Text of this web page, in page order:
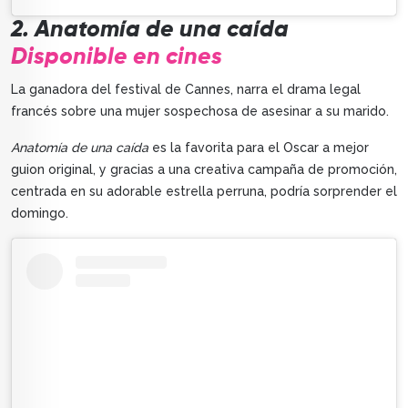
2. Anatomía de una caída
Disponible en cines
La ganadora del festival de Cannes, narra el drama legal
francés sobre una mujer sospechosa de asesinar a su marido.
Anatomía de una caída es la favorita para el Oscar a mejor
guion original, y gracias a una creativa campaña de promoción,
centrada en su adorable estrella perruna, podría sorprender el
domingo.